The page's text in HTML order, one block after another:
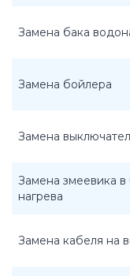
Замена бака
Замена бойлера
Замена
Замена змеевика
нагрева
Замена кабеля на